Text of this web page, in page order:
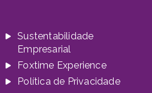
Sustentabilidade
Empresarial
Foxtime Experience
Política de Privacidade